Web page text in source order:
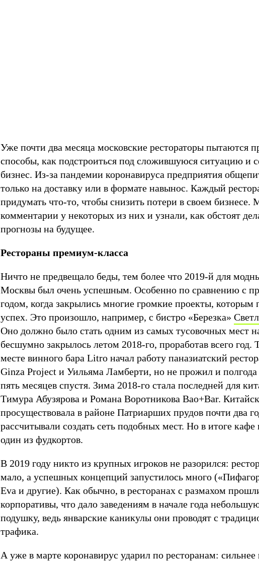
Уже почти два месяца московские рестораторы пытаются
способы, как подстроиться под сложившуюся ситуацию и
бизнес. Из-за пандемии коронавируса предприятия
только на доставку или в формате навынос. Каждый
придумать что-то, чтобы снизить потери в своем бизнесе.
комментарии у некоторых из них и узнали, как обстоят
прогнозы на будущее.
Рестораны премиум-класса
Ничто не предвещало беды, тем более что 2019-й для
Москвы был очень успешным. Особенно по сравнению с
годом, когда закрылись многие громкие проекты, которым
успех. Это произошло, например, с бистро «Березка»
Оно должно было стать одним из самых тусовочных мест
бесшумно закрылось летом 2018-го, проработав всего год.
месте винного бара Litro начал работу паназиатский
Ginza Project и Уильяма Ламберти, но не прожил и
пять месяцев спустя. Зима 2018-го стала последней для
Тимура Абузярова и Романа Воротникова Bao+Bar.
просуществовала в районе Патриарших прудов почти два
рассчитывали создать сеть подобных мест. Но в итоге кафе
один из фудкортов.
В 2019 году никто из крупных игроков не разорился:
мало, а успешных концепций запустилось много
Eva и другие). Как обычно, в ресторанах с размахом
корпоративы, что дало заведениям в начале года
подушку, ведь январские каникулы они проводят с
трафика.
А уже в марте коронавирус ударил по ресторанам: